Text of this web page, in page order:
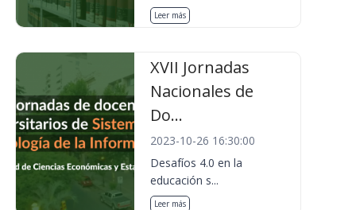
Leer más
XVII Jornadas
Nacionales de
Do...
2023-10-26 16:30:00
Desafíos 4.0 en la
educación s...
Leer más